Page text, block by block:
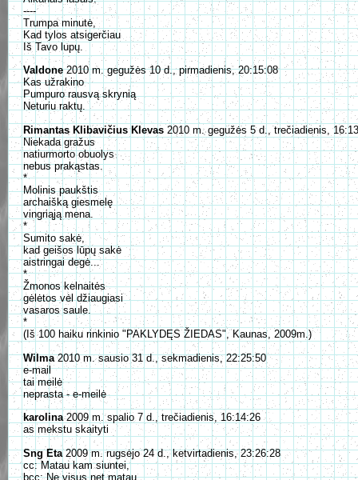
----
Trumpa minutė,
Kad tylos atsigerčiau
Iš Tavo lupų.
Valdone2010 m. gegužės 10 d., pirmadienis, 20:15:08
Kas užrakino
Pumpuro rausvą skrynią
Neturiu raktų.
Rimantas Klibavičius Klevas 2010 m. gegužės 5 d., trečiadienis,
Niekada gražus
natiurmorto obuolys
nebus prakąstas.
*
Molinis paukštis
archaišką giesmelę
vingriąją mena.
*
Sumito sakė,
kad geišos lūpų sakė
aistringai degė...
*
Žmonos kelnaitės
gėlėtos vėl džiaugiasi
vasaros saule.
*
(Iš 100 haiku rinkinio "PAKLYDĘS ŽIEDAS", Kaunas, 2009m.)
Wilma2010 m. sausio 31 d., sekmadienis, 22:25:50
e-mail
tai meilė
neprasta - e-meilė
karolina2009 m. spalio 7 d., trečiadienis, 16:14:26
as mekstu skaityti
Sng Eta2009 m. rugsėjo 24 d., ketvirtadienis, 23:26:28
cc: Matau kam siuntei,
bcc: Ne visus net matau,